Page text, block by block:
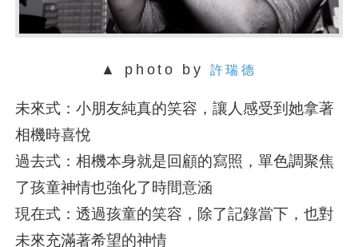
▲ photo by 許瑞德
未來式：小朋友純真的笑容，讓人感受到她拿著
相機時喜悅
過去式：相機本身就是回顧的寫照，單色調聚焦
了孩童神情也強化了時間意涵
現在式：透過孩童的笑容，除了記錄當下，也對
未來充滿著希望的神情